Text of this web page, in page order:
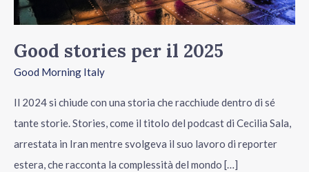
Good stories per il 2025
Good Morning Italy
Il 2024 si chiude con una storia che racchiude dentro di sé
tante storie. Stories, come il titolo del podcast di Cecilia Sala,
arrestata in Iran mentre svolgeva il suo lavoro di reporter
estera, che racconta la complessità del mondo […]